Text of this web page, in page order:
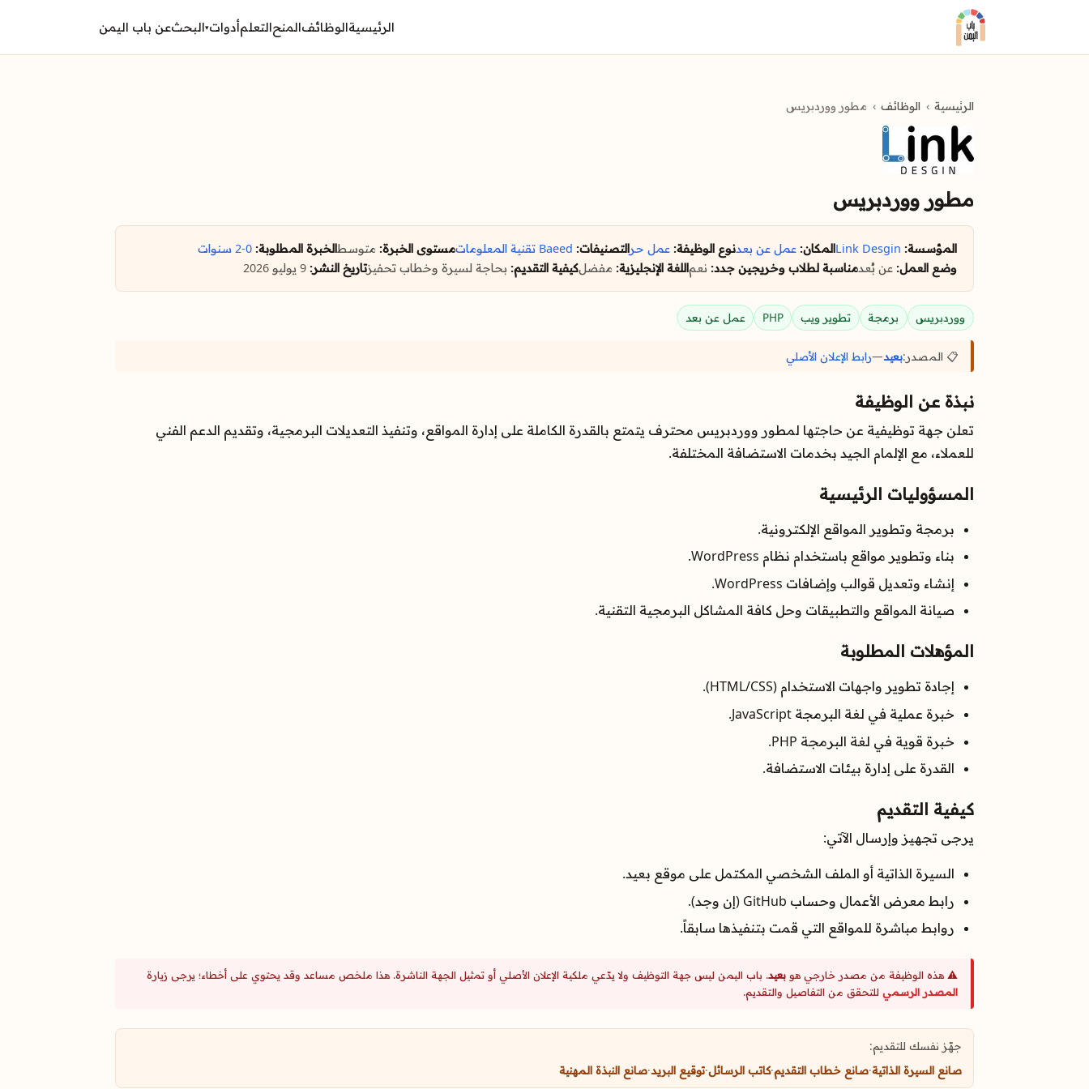
الرئيسيةالوظائفالمنحالتعلمأدوات▾البحثعن باب اليمن
الرئيسية الوظائف مطور ووردبريس
مطور ووردبريس
المؤسسة: Link Desginالمكان: عمل عن بعدنوع الوظيفة: عمل حرالتصنيفات: Baeed تقنية المعلوماتمستوى الخبرة: متوسطالخبرة المطلوبة: 0-2 سنوات
وضع العمل: عن بُعدمناسبة لطلاب وخريجين جدد: نعماللغة الإنجليزية: مفضلكيفية التقديم: بحاجة لسيرة وخطاب تحفيزتاريخ النشر:
ووردبريس برمجة تطوير ويب PHP عمل عن بعد
📋 المصدر:بعيد—رابط الإعلان الأصلي
نبذة عن الوظيفة
تعلن جهة توظيفية عن حاجتها لمطور ووردبريس محترف يتمتع بالقدرة الكاملة على إدارة المواقع، وتنفيذ التعديلات البرمجية، وتقديم الدعم الفني
للعملاء، مع الإلمام الجيد بخدمات الاستضافة المختلفة.
المسؤوليات الرئيسية
برمجة وتطوير المواقع الإلكترونية.
بناء وتطوير مواقع باستخدام نظام WordPress.
إنشاء وتعديل قوالب وإضافات WordPress.
صيانة المواقع والتطبيقات وحل كافة المشاكل البرمجية التقنية.
المؤهلات المطلوبة
إجادة تطوير واجهات الاستخدام (HTML/CSS).
خبرة عملية في لغة البرمجة JavaScript.
خبرة قوية في لغة البرمجة PHP.
القدرة على إدارة بيئات الاستضافة.
كيفية التقديم
يرجى تجهيز وإرسال الآتي:
السيرة الذاتية أو الملف الشخصي المكتمل على موقع بعيد.
رابط معرض الأعمال وحساب GitHub (إن وجد).
روابط مباشرة للمواقع التي قمت بتنفيذها سابقاً.
⚠️ هذه الوظيفة من مصدر خارجي هو بعيد. باب اليمن ليس جهة التوظيف ولا يدّعي ملكية الإعلان الأصلي أو تمثيل الجهة الناشرة. هذا ملخص مساعد وقد يحتوي على أخطاء؛ يرجى زيارة
المصدر الرسمي للتحقق من التفاصيل والتقديم.
جهّز نفسك للتقديم:
صانع السيرة الذاتية·صانع خطاب التقديم·كاتب الرسائل·توقيع البريد·صانع النبذة المهنية